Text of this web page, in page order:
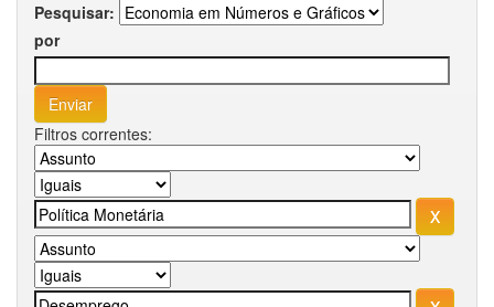
Pesquisar:
por
Filtros correntes: